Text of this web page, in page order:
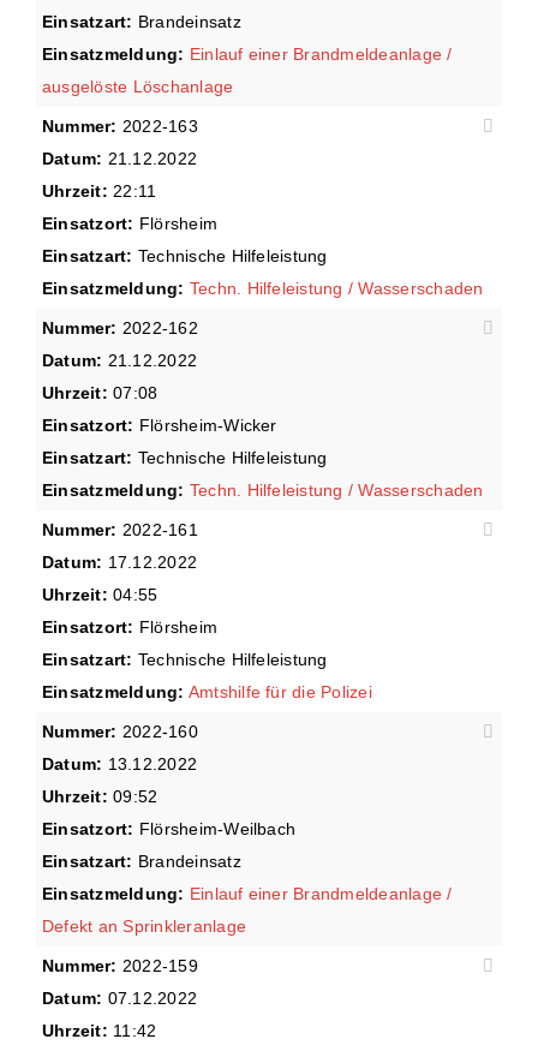
Einsatzart: Brandeinsatz
Einsatzmeldung: Einlauf einer Brandmeldeanlage /
ausgelöste Löschanlage
Nummer: 2022-163
Datum: 21.12.2022
Uhrzeit: 22:11
Einsatzort: Flörsheim
Einsatzart: Technische Hilfeleistung
Einsatzmeldung: Techn. Hilfeleistung / Wasserschaden
Nummer: 2022-162
Datum: 21.12.2022
Uhrzeit: 07:08
Einsatzort: Flörsheim-Wicker
Einsatzart: Technische Hilfeleistung
Einsatzmeldung: Techn. Hilfeleistung / Wasserschaden
Nummer: 2022-161
Datum: 17.12.2022
Uhrzeit: 04:55
Einsatzort: Flörsheim
Einsatzart: Technische Hilfeleistung
Einsatzmeldung: Amtshilfe für die Polizei
Nummer: 2022-160
Datum: 13.12.2022
Uhrzeit: 09:52
Einsatzort: Flörsheim-Weilbach
Einsatzart: Brandeinsatz
Einsatzmeldung: Einlauf einer Brandmeldeanlage /
Defekt an Sprinkleranlage
Nummer: 2022-159
Datum: 07.12.2022
Uhrzeit: 11:42